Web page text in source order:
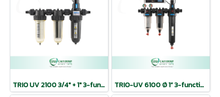
TRIO UV 2100 3/4″ + 1″ 3-function sterilize (UV lamp 25 W.) | CINTROPUR TRIO-UV 6100 Ø 1” 3-function sterilize (UV lamp 60 W.) | CINTROPUR